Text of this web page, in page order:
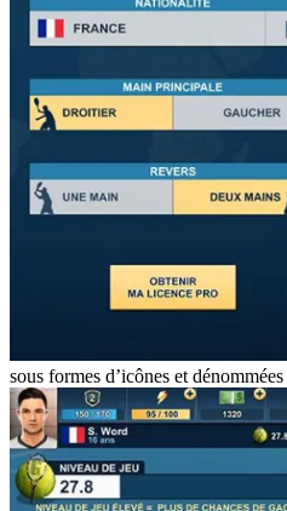
sous formes d’icônes et dénommées